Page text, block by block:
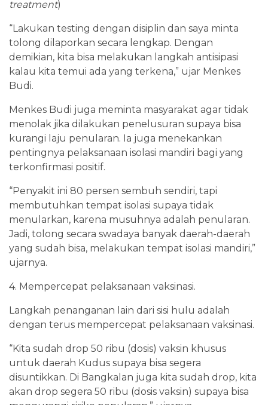
treatment)
“Lakukan testing dengan disiplin dan saya minta
tolong dilaporkan secara lengkap. Dengan
demikian, kita bisa melakukan langkah antisipasi
kalau kita temui ada yang terkena,” ujar Menkes
Budi.
Menkes Budi juga meminta masyarakat agar tidak
menolak jika dilakukan penelusuran supaya bisa
kurangi laju penularan. Ia juga menekankan
pentingnya pelaksanaan isolasi mandiri bagi yang
terkonfirmasi positif.
“Penyakit ini 80 persen sembuh sendiri, tapi
membutuhkan tempat isolasi supaya tidak
menularkan, karena musuhnya adalah penularan.
Jadi, tolong secara swadaya banyak daerah-daerah
yang sudah bisa, melakukan tempat isolasi mandiri,”
ujarnya.
4. Mempercepat pelaksanaan vaksinasi.
Langkah penanganan lain dari sisi hulu adalah
dengan terus mempercepat pelaksanaan vaksinasi.
“Kita sudah drop 50 ribu (dosis) vaksin khusus
untuk daerah Kudus supaya bisa segera
disuntikkan. Di Bangkalan juga kita sudah drop, kita
akan drop segera 50 ribu (dosis vaksin) supaya bisa